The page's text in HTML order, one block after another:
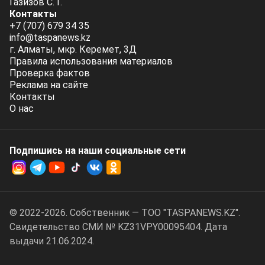
Контакты
+7 (707) 679 34 35
info@taspanews.kz
г. Алматы, мкр. Керемет, 3Д
Правила использования материалов
Проверка фактов
Реклама на сайте
Контакты
О нас
Подпишись на наши социальные cети
© 2022-2026. Собственник — ТОО "TASPANEWS.KZ".
Cвидетельство СМИ № KZ31VPY00095404. Дата
выдачи 21.06.2024.